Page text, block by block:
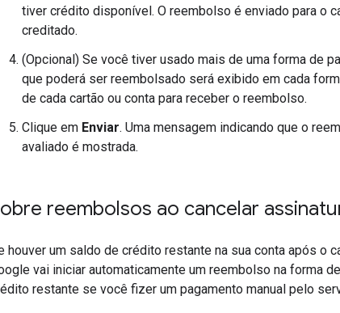
tiver crédito disponível. O reembolso é enviado para o
creditado.
(Opcional) Se você tiver usado mais de uma forma de
que poderá ser reembolsado será exibido em cada
de cada cartão ou conta para receber o reembolso.
Clique em Enviar. Uma mensagem indicando que o
avaliado é mostrada.
reembolsos ao cancelar
houver um saldo de crédito restante na sua conta após o
vai iniciar automaticamente um reembolso na forma
restante se você fizer um pagamento manual pelo